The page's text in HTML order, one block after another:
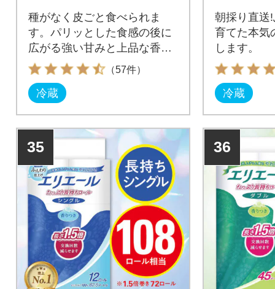
種がなく皮ごと食べられま
す。パリッとした食感の後に
広がる強い甘みと上品な香り
が特徴です。
（57件）
冷蔵
朝採り直送
育てた本気
します。
冷蔵
35 36